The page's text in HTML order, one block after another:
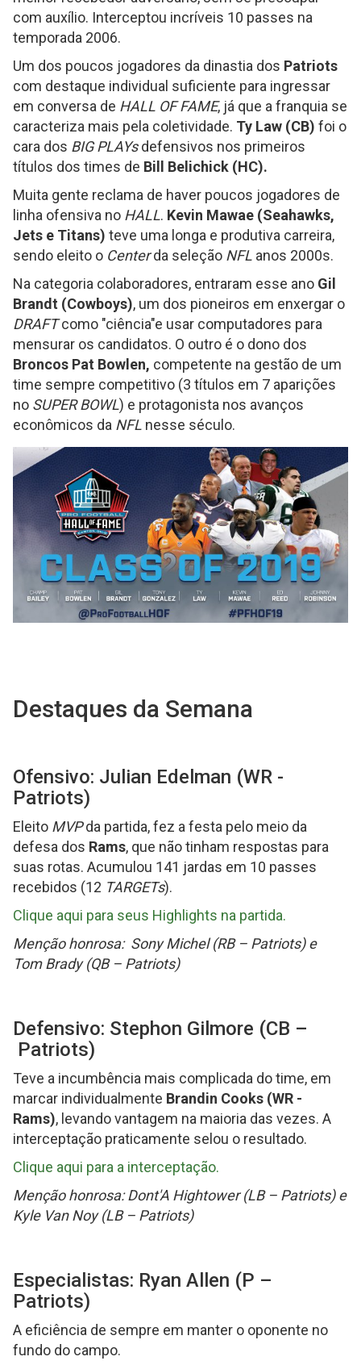
com auxílio. Interceptou incríveis 10 passes na
temporada 2006.
Um dos poucos jogadores da dinastia dos Patriots
com destaque individual suficiente para ingressar
em conversa de HALL OF FAME, já que a franquia se
caracteriza mais pela coletividade. Ty Law (CB) foi o
cara dos BIG PLAYsdefensivos nos primeiros
títulos dos times de Bill Belichick (HC).
Muita gente reclama de haver poucos jogadores de
linha ofensiva no HALL. Kevin Mawae (Seahawks,
Jets e Titans) teve uma longa e produtiva carreira,
sendo eleito o Centerda seleção NFL anos 2000s.
Na categoria colaboradores, entraram esse ano Gil
Brandt (Cowboys), um dos pioneiros em enxergar o
DRAFTcomo "ciência"e usar computadores para
mensurar os candidatos. O outro é o dono dos
Broncos Pat Bowlen, competente na gestão de um
time sempre competitivo (3 títulos em 7 aparições
no SUPER BOWL) e protagonista nos avanços
econômicos da NFL nesse século.
Destaques da Semana
Ofensivo: Julian Edelman (WR -
Patriots)
Eleito MVPda partida, fez a festa pelo meio da
defesa dos Rams, que não tinham respostas para
suas rotas. Acumulou 141 jardas em 10 passes
recebidos (12 TARGETs).
Clique aqui para seus Highlights na partida.
Menção honrosa: Sony Michel (RB – Patriots) e
Tom Brady (QB – Patriots)
Defensivo: Stephon Gilmore (CB –
Patriots)
Teve a incumbência mais complicada do time, em
marcar individualmente Brandin Cooks (WR -
Rams), levando vantagem na maioria das vezes. A
interceptação praticamente selou o resultado.
Clique aqui para a interceptação.
Menção honrosa: Dont'A Hightower (LB – Patriots) e
Kyle Van Noy (LB – Patriots)
Especialistas: Ryan Allen (P –
Patriots)
A eficiência de sempre em manter o oponente no
fundo do campo.